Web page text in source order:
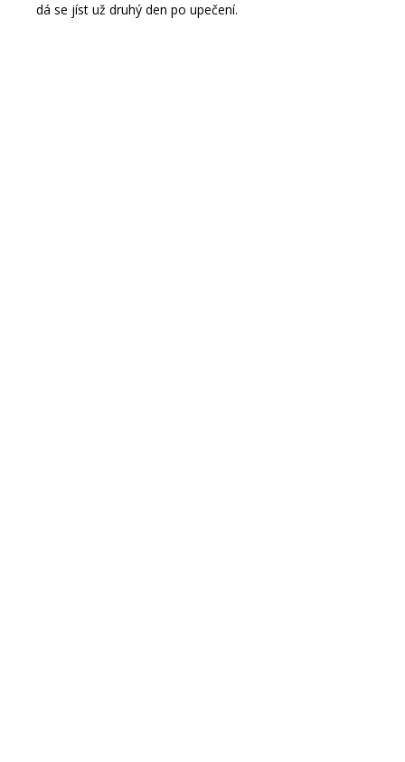
dá se jíst už druhý den po upečení.